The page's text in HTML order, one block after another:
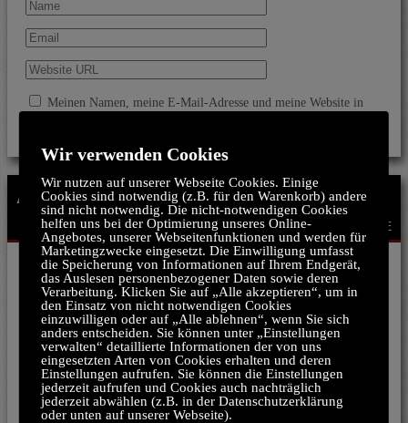
Meinen Namen, meine E-Mail-Adresse und meine Website in
ÄHNLICH WIE DEICHMANN:
ZURÜCK ZUR STARTSEITE
Schuhe24
Wir verwenden Cookies
Wir nutzen auf unserer Webseite Cookies. Einige
Cookies sind notwendig (z.B. für den Warenkorb) andere
sind nicht notwendig. Die nicht-notwendigen Cookies
helfen uns bei der Optimierung unseres Online-
Angebotes, unserer Webseitenfunktionen und werden für
Marketingzwecke eingesetzt. Die Einwilligung umfasst
die Speicherung von Informationen auf Ihrem Endgerät,
das Auslesen personenbezogener Daten sowie deren
Verarbeitung. Klicken Sie auf „Alle akzeptieren“, um in
den Einsatz von nicht notwendigen Cookies
einzuwilligen oder auf „Alle ablehnen“, wenn Sie sich
anders entscheiden. Sie können unter „Einstellungen
verwalten“ detaillierte Informationen der von uns
eingesetzten Arten von Cookies erhalten und deren
Einstellungen aufrufen. Sie können die Einstellungen
jederzeit aufrufen und Cookies auch nachträglich
jederzeit abwählen (z.B. in der Datenschutzerklärung
oder unten auf unserer Webseite).